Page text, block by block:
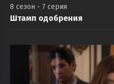
8 сезон - 7 серия
Штамп одобрения